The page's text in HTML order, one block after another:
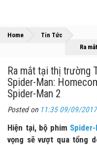
Home »
Tin Tức »
Ra
Ra mắt tại thị trường
Spider-Man:
Spider-Man 2
Posted on 11:35 09/09/2017
Hiện tại, bộ phim
vọng sẽ vượt qua tổng